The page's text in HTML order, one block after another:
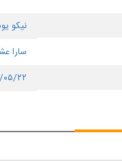
نیکو
سارا
۱۴۰۴/